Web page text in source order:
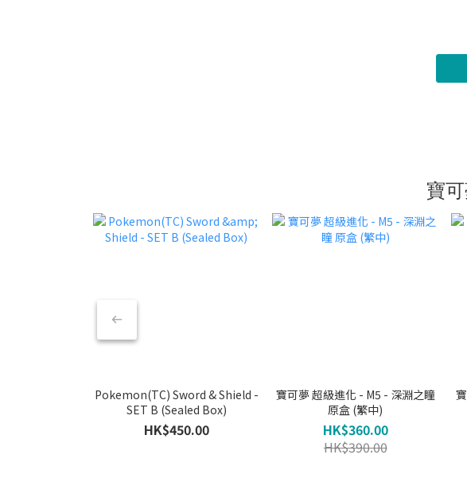
寶
Pokemon(TC) Sword & Shield -
SET B (Sealed Box)
HK$450.00
寶可夢 超級進化 - M5 - 深淵之瞳
原盒 (繁中)
HK$360.00
HK$390.00